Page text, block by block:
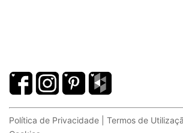
Política de Privacidade | Termos de